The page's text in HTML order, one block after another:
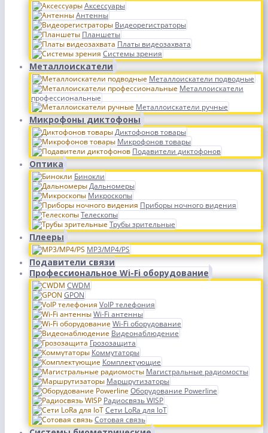
Аксессуары
Антенны
Видеорегистраторы
Планшеты
Платы видеозахвата
Системы зрения
Металлоискатели
Металлоискатели подводные
Металлоискатели
профессиональные
Металлоискатели ручные
Микрофоны диктофоны
Диктофонов товары
Микрофонов товары
Подавители диктофонов
Оптика
Бинокли
Дальномеры
Микроскопы
Приборы ночного видения
Телескопы
Трубы зрительные
Плееры
MP3/MP4/PS
Подавители связи
Профессиональное Wi-Fi оборудование
CWDM
GPON
VoIP телефония
Wi-Fi антенны
Wi-Fi оборудование
Видеонаблюдение
Грозозащита
Коммутаторы
Комплектующие
Магистральные радиомосты
Маршрутизаторы
Оборудование Powerline
Радиосвязь WISP
Сети LoRa для IoT
Сотовая связь